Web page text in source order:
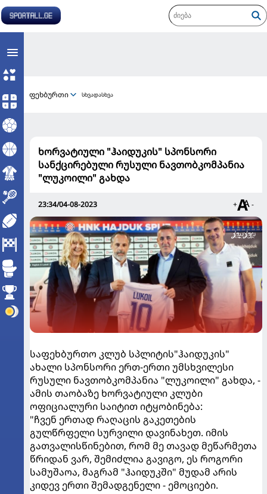
ფეხბურთი სხვადასხვა
ხორვატიული "ჰაიდუკის" სპონსორი
სანქცირებული რუსული ნავთობკომპანია
"ლუკოილი" გახდა
23:34/04-08-2023 + -
საფეხბურთო კლუბ სპლიტის"ჰაიდუკის"
ახალი სპონსორი ერთ-ერთი უმსხვილესი
რუსული ნავთობკომპანია "ლუკოილი" გახდა, -
ამის თაობაზე ხორვატიული კლუბი
ოფიციალური საიტით იტყობინება:
"ჩვენ ერთად რაღაცის გაკეთების
გულწრფელი სურვილი დავინახეთ. იმის
გათვალისწინებით, რომ მე თავად მეწარმეთა
წრიდან ვარ, შემიძლია გავიგო, ეს როგორი
სამუშაოა, მაგრამ "ჰაიდუკში" მუდამ არის
კიდევ ერთი შემადგენელი - ემოციები.